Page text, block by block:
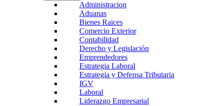
Administracion
Aduanas
Bienes Raices
Comercio Exterior
Contabilidad
Derecho y Legislación
Emprendedores
Estrategia Laboral
Estrategia y Defensa Tributaria
IGV
Laboral
Liderazgo Empresarial